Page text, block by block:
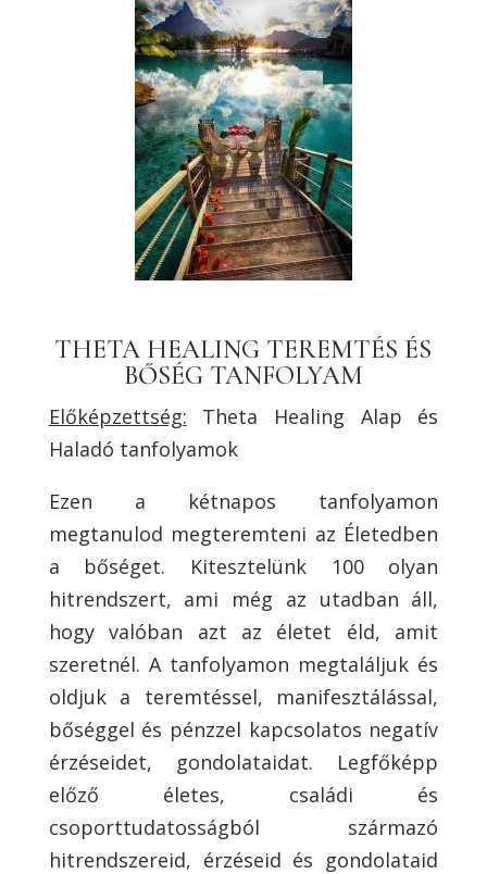
THETA HEALING TEREMTÉS ÉS
BŐSÉG TANFOLYAM
Előképzettség: Theta Healing Alap és
Haladó tanfolyamok
Ezen a kétnapos tanfolyamon
megtanulod megteremteni az Életedben
a bőséget. Kitesztelünk 100 olyan
hitrendszert, ami még az utadban áll,
hogy valóban azt az életet éld, amit
szeretnél. A tanfolyamon megtaláljuk és
oldjuk a teremtéssel, manifesztálással,
bőséggel és pénzzel kapcsolatos negatív
érzéseidet, gondolataidat. Legfőképp
előző életes, családi és
csoporttudatosságból származó
hitrendszereid, érzéseid és gondolataid